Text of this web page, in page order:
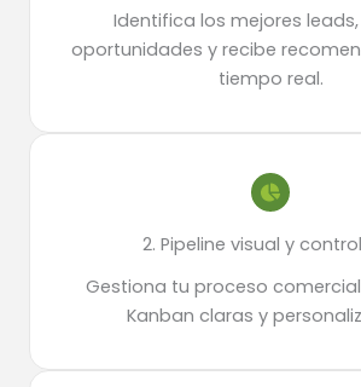
Identifica los mejores
oportunidades y recibe
tiempo real.
2. Pipeline visual y
Gestiona tu proceso
Kanban claras y